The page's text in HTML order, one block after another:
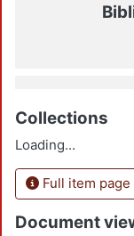
Collections
Loading...
Full item page
Document